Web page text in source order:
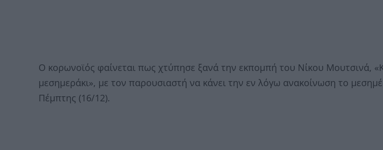
Ο κορωνοϊός φαίνεται πως χτύπησε ξανά την εκπομπή του Νίκου Μουτσινά,
μεσημεράκι», με τον παρουσιαστή να κάνει την εν λόγω ανακοίνωση το
Πέμπτης (16/12).